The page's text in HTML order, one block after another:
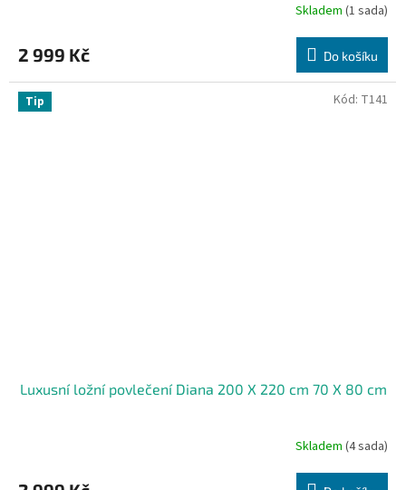
Skladem (1 sada)
2 999 Kč Do košíku
Tip
Luxusní ložní povlečení Diana 200 X 220 cm 70 X 80 cm
Skladem (4 sada)
Kód: T141